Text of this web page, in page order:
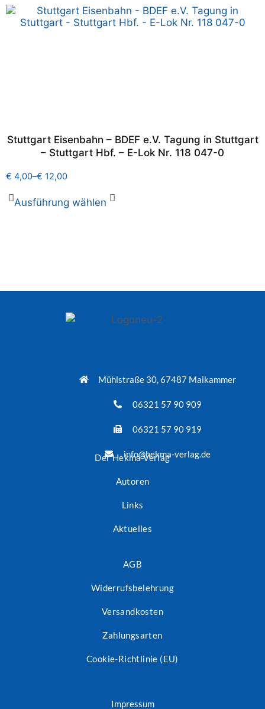
Stuttgart Eisenbahn – BDEF e.V. Tagung in Stuttgart
– Stuttgart Hbf. – E-Lok Nr. 118 047-0
€ 4,00–€ 12,00
Ausführung wählen
Mühlstraße 30, 67487 Maikammer
06321 57 90 909
06321 57 90 919
info@hekma-verlag.de
Der Hekma Verlag
Autoren
Links
Aktuelles
AGB
Widerrufsbelehrung
Versandkosten
Zahlungsarten
Cookie-Richtlinie (EU)
Impressum